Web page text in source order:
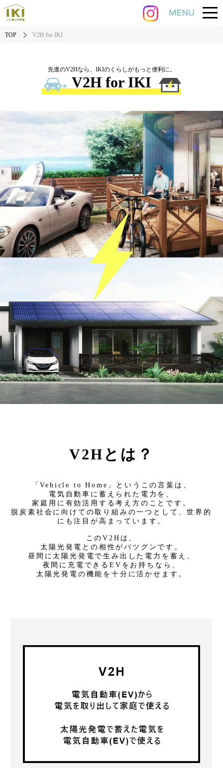
TOP V2H for IKI
先進のV2Hなら、IKIのくらしがもっと便利に。
V2H for IKI
V2Hとは？
「Vehicle to Home」というこの言葉は、
電気自動車に蓄えられた電力を、
家庭用に有効活用する考え方のことです。
脱炭素社会に向けての取り組みの一つとして、世界的
にも注目が高まっています。
このV2Hは、
太陽光発電との相性がバツグンです。
昼間に太陽光発電で生み出した電力を蓄え、
夜間に充電できるEVをお持ちなら、
太陽光発電の機能を十分に活かせます。